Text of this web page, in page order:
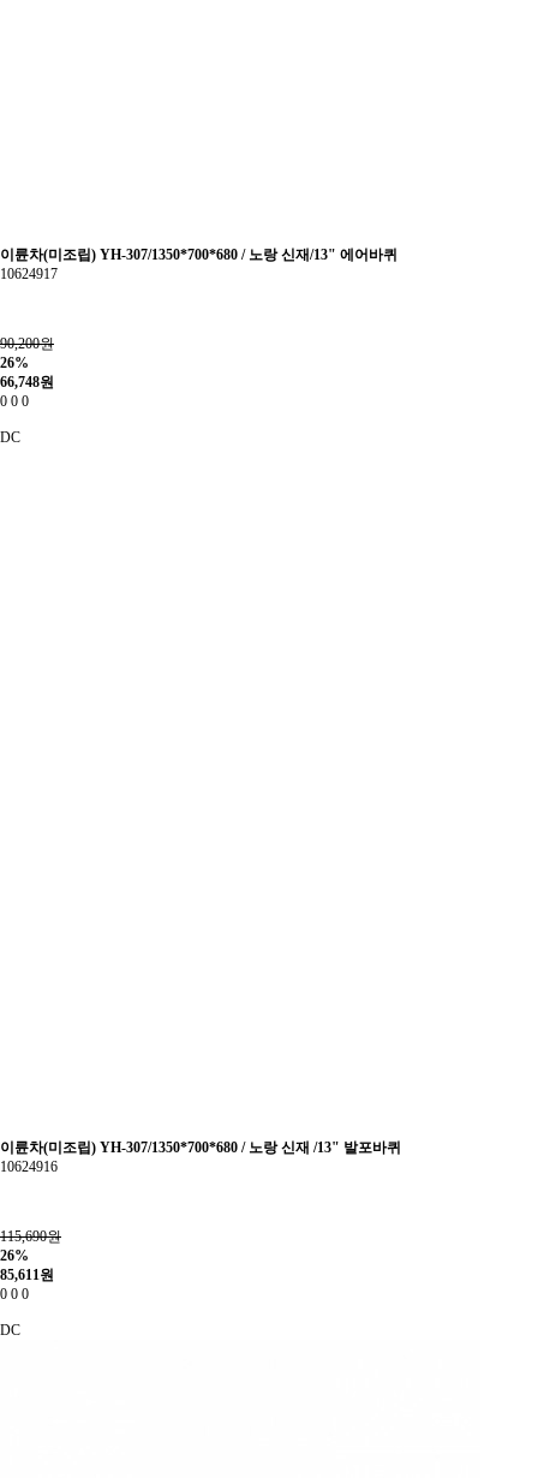
이륜차(미조립) YH-307/1350*700*680 / 노랑 신재/13" 에어바퀴
10624917
90,200원
26%
66,748원
0 0 0
DC
이륜차(미조립) YH-307/1350*700*680 / 노랑 신재 /13" 발포바퀴
10624916
115,690원
26%
85,611원
0 0 0
DC